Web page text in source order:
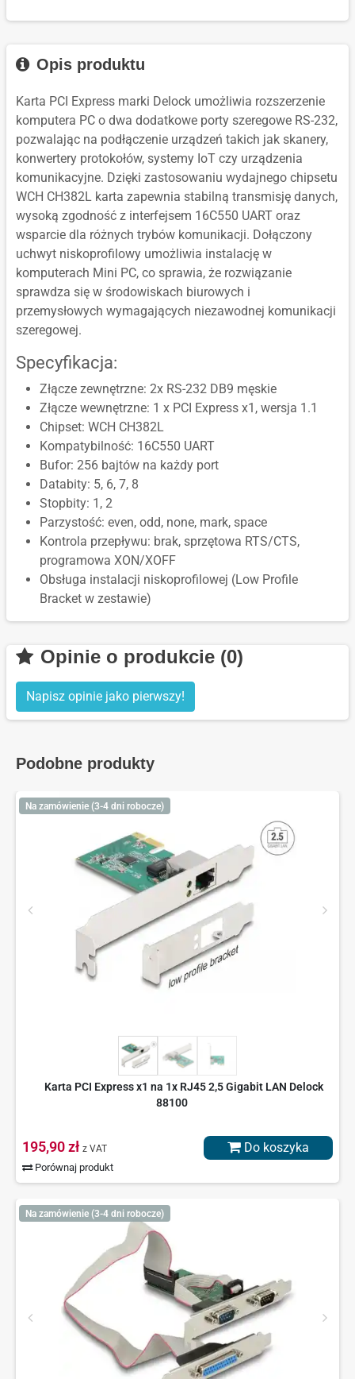
Opis produktu
Karta PCI Express marki Delock umożliwia rozszerzenie
komputera PC o dwa dodatkowe porty szeregowe RS-232,
pozwalając na podłączenie urządzeń takich jak skanery,
konwertery protokołów, systemy IoT czy urządzenia
komunikacyjne. Dzięki zastosowaniu wydajnego chipsetu
WCH CH382L karta zapewnia stabilną transmisję danych,
wysoką zgodność z interfejsem 16C550 UART oraz
wsparcie dla różnych trybów komunikacji. Dołączony
uchwyt niskoprofilowy umożliwia instalację w
komputerach Mini PC, co sprawia, że rozwiązanie
sprawdza się w środowiskach biurowych i
przemysłowych wymagających niezawodnej komunikacji
szeregowej.
Specyfikacja:
Złącze zewnętrzne: 2x RS-232 DB9 męskie
Złącze wewnętrzne: 1 x PCI Express x1, wersja 1.1
Chipset: WCH CH382L
Kompatybilność: 16C550 UART
Bufor: 256 bajtów na każdy port
Databity: 5, 6, 7, 8
Stopbity: 1, 2
Parzystość: even, odd, none, mark, space
Kontrola przepływu: brak, sprzętowa RTS/CTS,
programowa XON/XOFF
Obsługa instalacji niskoprofilowej (Low Profile
Bracket w zestawie)
Opinie o produkcie (0)
Napisz opinie jako pierwszy!
Podobne produkty
Na zamówienie (3-4 dni robocze)
Karta PCI Express x1 na 1x RJ45 2,5 Gigabit LAN Delock
88100
195,90 zł z VAT
Porównaj produkt
Do koszyka
Na zamówienie (3-4 dni robocze)